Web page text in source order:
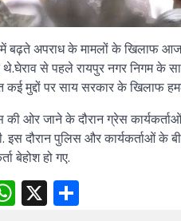
बढ़ते अपराध के मामलों के खिलाफ आज
थे.घेराव से पहले रायपुर नगर निगम के
कई मुद्दों पर साय सरकार के खिलाफ
ओर जाने के दौरान ग्रेस
इस दौरान पुलिस और कार्यकर्ताओं के
बेहोश हो गए.
WhatsApp
X